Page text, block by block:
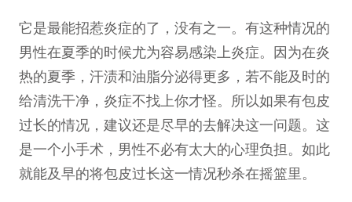
它是最能招惹炎症的了，没有之一。有这种情况的
男性在夏季的时候尤为容易感染上炎症。因为在炎
热的夏季，汗渍和油脂分泌得更多，若不能及时的
给清洗干净，炎症不找上你才怪。所以如果有包皮
过长的情况，建议还是尽早的去解决这一问题。这
是一个小手术，男性不必有太大的心理负担。如此
就能及早的将包皮过长这一情况秒杀在摇篮里。